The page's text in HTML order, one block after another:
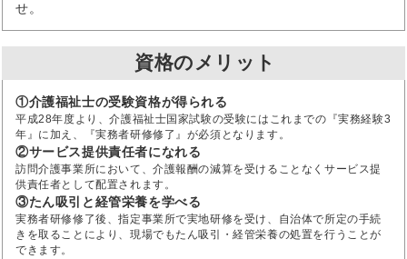
せ。
資格のメリット
①介護福祉士の受験資格が得られる
平成28年度より、介護福祉士国家試験の受験にはこれまでの『実務経験3
年』に加え、『実務者研修修了』が必須となります。
②サービス提供責任者になれる
訪問介護事業所において、介護報酬の減算を受けることなくサービス提
供責任者として配置されます。
③たん吸引と経管栄養を学べる
実務者研修修了後、指定事業所で実地研修を受け、自治体で所定の手続
きを取ることにより、現場でもたん吸引・経管栄養の処置を行うことが
できます。